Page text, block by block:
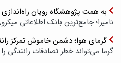
به همت پژوهشگاه رویان
نامیرا؛ جامع‌ترین بانک اطلاعاتی میکروRNAهای مرتبط با سرطان
گرمای هوا؛ دشمن خاموش تمرکز
گرما می‌تواند خطر تصادفات رانندگی